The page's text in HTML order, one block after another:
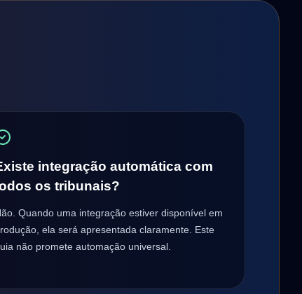
integração automática com
os tribunais?
Quando uma integração estiver disponível em
ela será apresentada claramente. Este
não promete automação universal.